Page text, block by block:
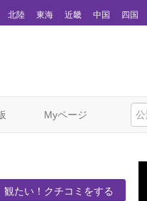
北陸 東海 近畿 中国 四国
Myページ
観たい！クチコミをする